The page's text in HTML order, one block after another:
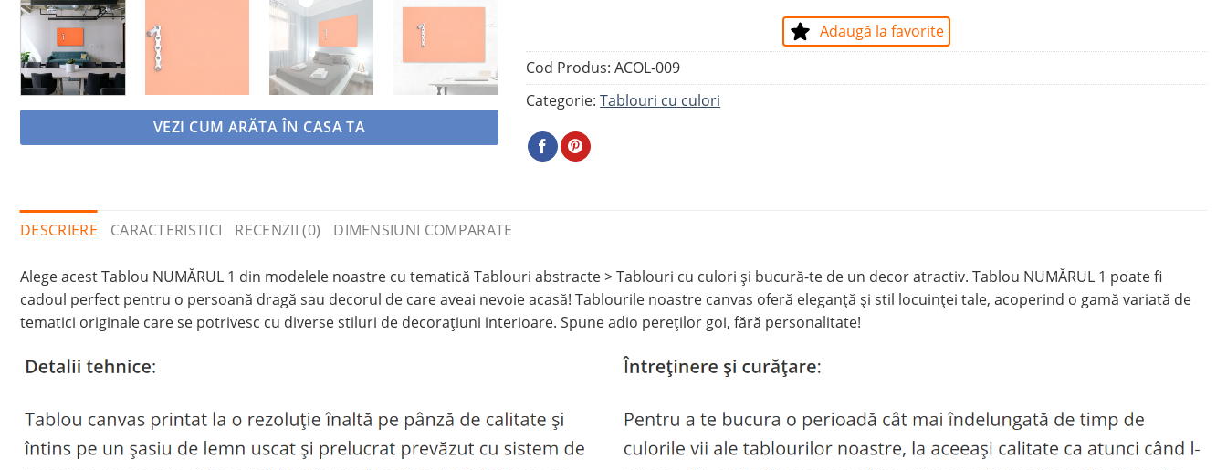
VEZI CUM ARĂTA ÎN CASA TA
Adaugă la favorite
Cod Produs:ACOL-009
Categorie:Tablouri cu culori
DESCRIERE CARACTERISTICI RECENZII (0) DIMENSIUNI COMPARATE
Alege acest Tablou NUMĂRUL 1 din modelele noastre cu tematică Tablouri abstracte > Tablouri cu culori și bucură-te de un decor atractiv. Tablou NUMĂRUL 1 poate fi
cadoul perfect pentru o persoană dragă sau decorul de care aveai nevoie acasă! Tablourile noastre canvas oferă eleganță și stil locuinței tale, acoperind o gamă variată de
tematici originale care se potrivesc cu diverse stiluri de decorațiuni interioare. Spune adio pereților goi, fără personalitate!